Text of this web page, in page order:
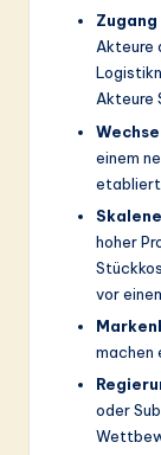
Akteure
Akteure
einem
hoher
vor
machen
oder